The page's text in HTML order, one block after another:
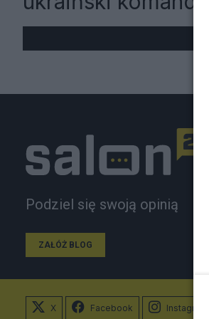
Podziel się swoją opinią
ZAŁÓŻ BLOG
X Facebook Instagram